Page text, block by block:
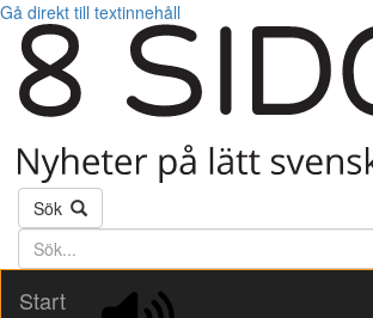
Gå direkt till textinnehåll
Sök
Söktext
Start